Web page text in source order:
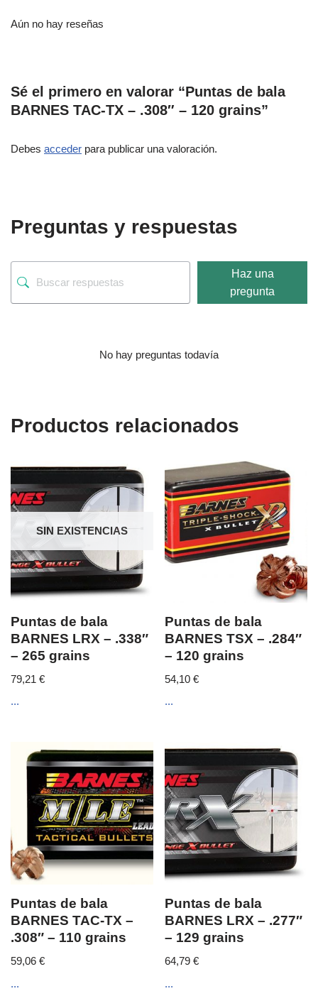
Aún no hay reseñas
Sé el primero en valorar “Puntas de bala
BARNES TAC-TX – .308″ – 120 grains”
Debes acceder para publicar una valoración.
Preguntas y respuestas
Haz una
pregunta
No hay preguntas todavía
Productos relacionados
SIN EXISTENCIAS
Puntas de bala
BARNES LRX – .338″
– 265 grains
79,21 €
...
Puntas de bala
BARNES TSX – .284″
– 120 grains
54,10€
...
Puntas de bala
BARNES TAC-TX –
.308″ – 110 grains
59,06 €
...
Puntas de bala
BARNES LRX – .277″
– 129 grains
64,79€
...